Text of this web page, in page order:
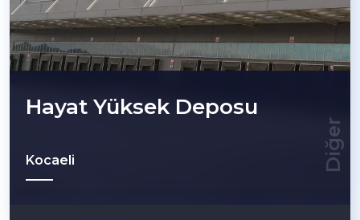
Diğer
Hayat Yüksek Deposu
Kocaeli